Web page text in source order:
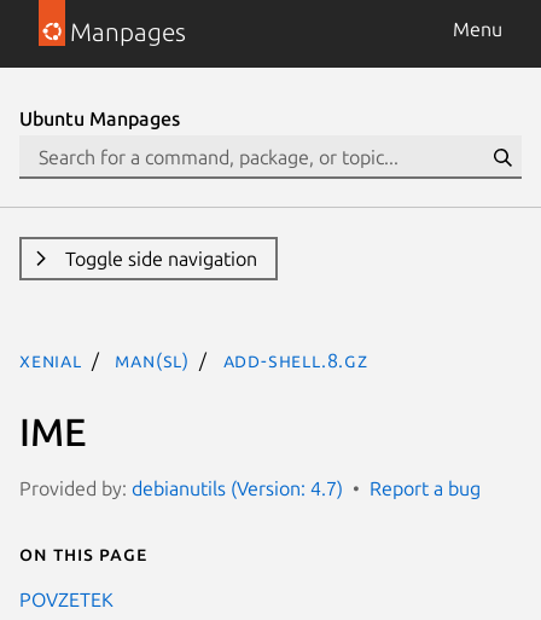
Manpages Menu
Ubuntu Manpages
Toggle side navigation
xenial man(sl) add-shell.8.gz
IME
Provided by: debianutils (Version: 4.7) Report a bug
On this page
POVZETEK